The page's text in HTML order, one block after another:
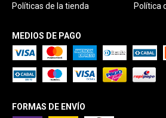
Políticas de la tienda Política
MEDIOS DE PAGO
FORMAS DE ENVÍO